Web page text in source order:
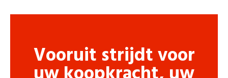
Vooruit strijdt voor